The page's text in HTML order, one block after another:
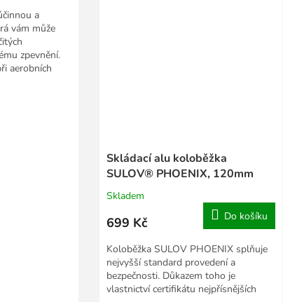
a
vám může
zpevnění.
aerobních
Skládací alu koloběžka
SULOV® PHOENIX, 120mm
Skladem
699 Kč Do košíku
Koloběžka SULOV PHOENIX splňuje
nejvyšší standard provedení a
bezpečnosti. Důkazem toho je
vlastnictví certifikátu nejpřísnějších